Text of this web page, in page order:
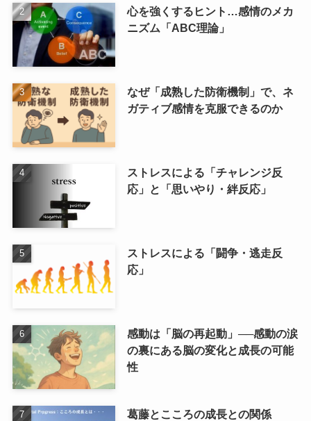
心を強くするヒント…感情のメカ
ニズム「ABC理論」
なぜ「成熟した防衛機制」で、ネ
ガティブ感情を克服できるのか
ストレスによる「チャレンジ反
応」と「思いやり・絆反応」
ストレスによる「闘争・逃走反
応」
感動は「脳の再起動」──感動の涙
の裏にある脳の変化と成長の可能
性
葛藤とこころの成長との関係